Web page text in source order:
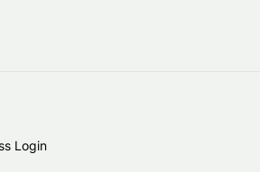
Login